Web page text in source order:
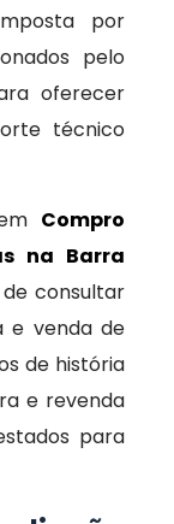
por
pelo
oferecer
técnico
Compro
na Barra
consultar
e venda de
de história
e revenda
para